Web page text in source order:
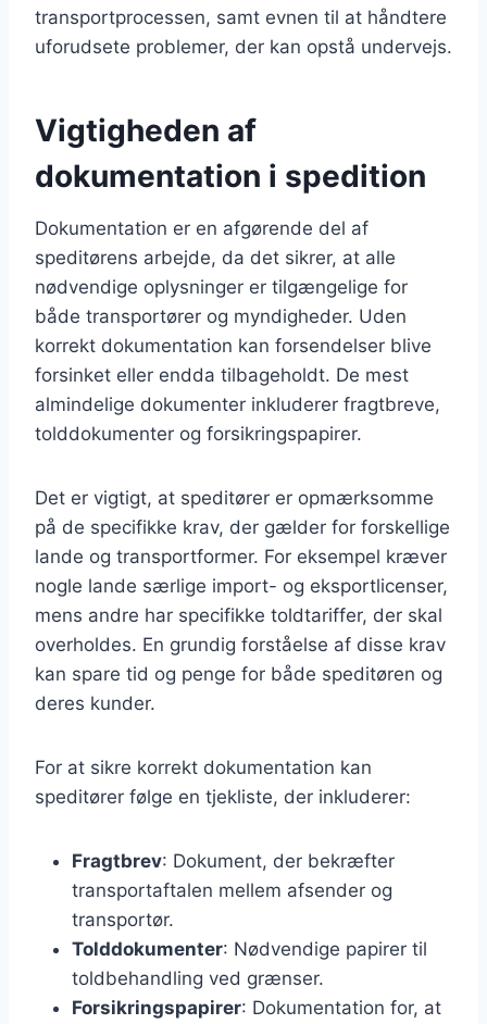
transportprocessen, samt evnen til at håndtere
uforudsete problemer, der kan opstå undervejs.
Vigtigheden af
dokumentation i spedition
Dokumentation er en afgørende del af
speditørens arbejde, da det sikrer, at alle
nødvendige oplysninger er tilgængelige for
både transportører og myndigheder. Uden
korrekt dokumentation kan forsendelser blive
forsinket eller endda tilbageholdt. De mest
almindelige dokumenter inkluderer fragtbreve,
tolddokumenter og forsikringspapirer.
Det er vigtigt, at speditører er opmærksomme
på de specifikke krav, der gælder for forskellige
lande og transportformer. For eksempel kræver
nogle lande særlige import- og eksportlicenser,
mens andre har specifikke toldtariffer, der skal
overholdes. En grundig forståelse af disse krav
kan spare tid og penge for både speditøren og
deres kunder.
For at sikre korrekt dokumentation kan
speditører følge en tjekliste, der inkluderer:
Fragtbrev: Dokument, der bekræfter
transportaftalen mellem afsender og
transportør.
Tolddokumenter: Nødvendige papirer til
toldbehandling ved grænser.
Forsikringspapirer: Dokumentation for, at